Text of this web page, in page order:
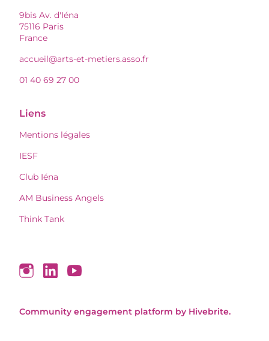
9bis Av. d'Iéna
75116 Paris
France
accueil@arts-et-metiers.asso.fr
01 40 69 27 00
Liens
Mentions légales
IESF
Club Iéna
AM Business Angels
Think Tank
Community engagement platform by Hivebrite.